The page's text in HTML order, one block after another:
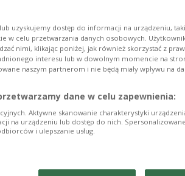
uzyskujemy dostęp do informacji na urządzeniu,
w celu przetwarzania danych osobowych.
nimi, klikając poniżej, jak również skorzystać z
interesu lub w dowolnym momencie na
naszym partnerom i nie będą miały wpływu na
dane w celu zapewnienia:
Aktywne skanowanie charakterystyki
na urządzeniu lub dostęp do nich.
i ulepszanie usług.